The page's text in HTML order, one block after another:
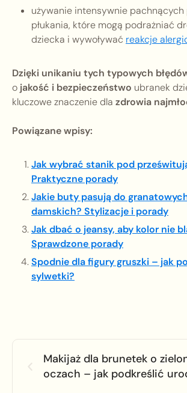
używanie intensywnie pachnących
płukania, które mogą podrażniać
dziecka i wywoływać reakcje
Dzięki unikaniu tych typowych
o jakość i bezpieczeństwo ubranek
kluczowe znaczenie dla zdrowia
Powiązane wpisy:
Jak wybrać stanik pod
Praktyczne porady
Jakie buty pasują do
damskich? Stylizacje i porady
Jak dbać o jeansy, aby kolor nie
Sprawdzone porady
Spodnie dla figury gruszki – jak
sylwetki?
Makijaż dla brunetek o
oczach – jak podkreślić